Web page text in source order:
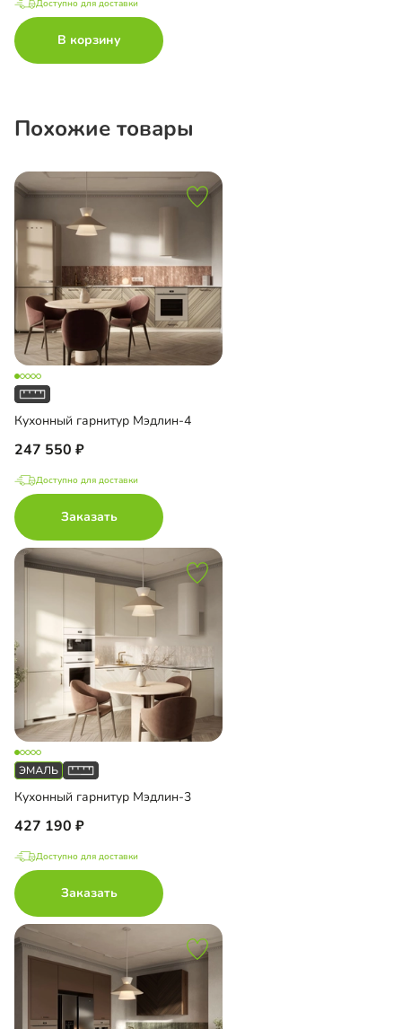
Доступно для доставки
В корзину
Похожие товары
Кухонный гарнитур Мэдлин-4
247 550
Доступно для доставки
Заказать
Кухонный гарнитур Мэдлин-3
427 190
Доступно для доставки
Заказать